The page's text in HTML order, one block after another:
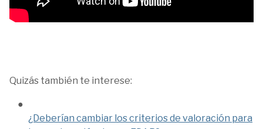
Quizás también te interese:
¿Deberían cambiar los criterios de valoración para